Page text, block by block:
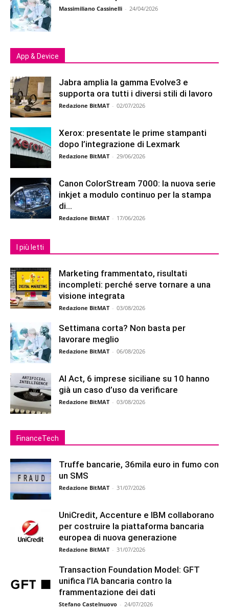
Massimiliano Cassinelli - 24/04/2026
App & Device
Jabra amplia la gamma Evolve3 e
supporta ora tutti i diversi stili di lavoro
Redazione BitMAT - 02/07/2026
Xerox: presentate le prime stampanti
dopo l’integrazione di Lexmark
Redazione BitMAT - 29/06/2026
Canon ColorStream 7000: la nuova serie
inkjet a modulo continuo per la stampa
di...
Redazione BitMAT - 17/06/2026
I più letti
Marketing frammentato, risultati
incompleti: perché serve tornare a una
visione integrata
Redazione BitMAT - 03/08/2026
Settimana corta? Non basta per
lavorare meglio
Redazione BitMAT - 06/08/2026
AI Act, 6 imprese siciliane su 10 hanno
già un caso d’uso da verificare
Redazione BitMAT - 03/08/2026
FinanceTech
Truffe bancarie, 36mila euro in fumo con
un SMS
Redazione BitMAT - 31/07/2026
UniCredit, Accenture e IBM collaborano
per costruire la piattaforma bancaria
europea di nuova generazione
Redazione BitMAT - 31/07/2026
Transaction Foundation Model: GFT
unifica l’IA bancaria contro la
frammentazione dei dati
Stefano Castelnuovo - 24/07/2026